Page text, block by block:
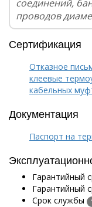
соединений,
проводов
Сертификация
Отказное
клеевые
кабельных
Документация
Паспорт на
Гарантийный
Гарантийный
Срок службы